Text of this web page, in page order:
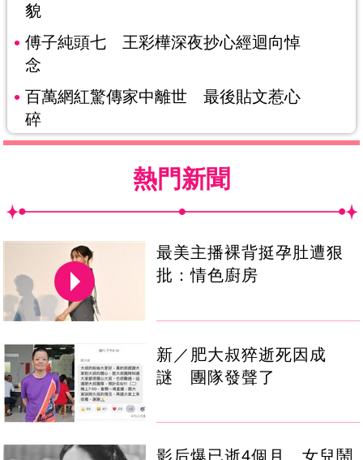
貌
傅子純頭七 王彩樺深夜抄心經迴向悼
念
百萬網紅驚傳家中離世 最後貼文惹心
碎
熱門新聞
最美主播裸背挺孕肚遭狠
批：情色廚房
新／肥大叔猝逝死因成
謎 團隊發聲了
影后爆已逝4個月 女兒鬧